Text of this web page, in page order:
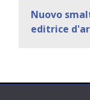
Nuovo
editrice